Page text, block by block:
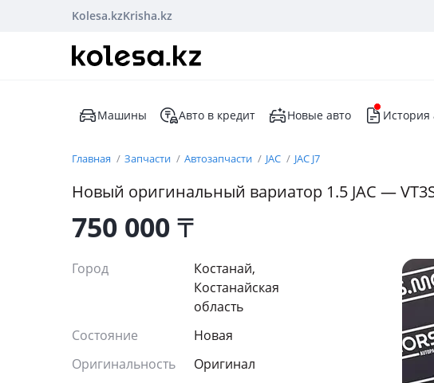
Kolesa.kzKrisha.kz
Машины Авто в кредит Новые авто История
Главная Запчасти Автозапчасти JAC JAC J7
Новый оригинальный вариатор 1.5 JAC —
750 000₸
Город
Костанай,
Костанайская
область
Состояние
Новая
Оригинальность
Оригинал